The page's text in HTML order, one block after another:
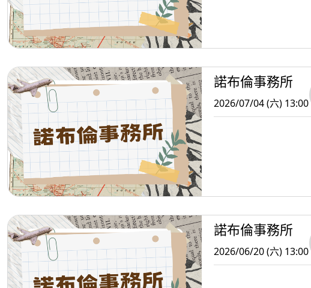
諾布倫事務所
2026/07/04 (六) 13:00
諾布倫事務所
2026/06/20 (六) 13:00